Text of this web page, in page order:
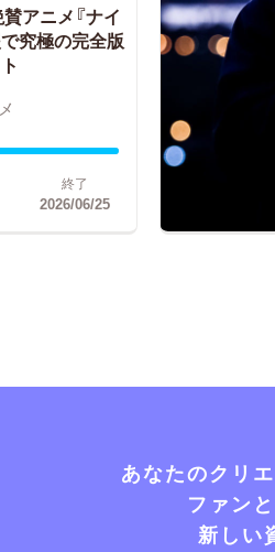
アニメ『ナイ
究極の完全版
終了
2026/06/25
あなたのクリ
ファン
新しい